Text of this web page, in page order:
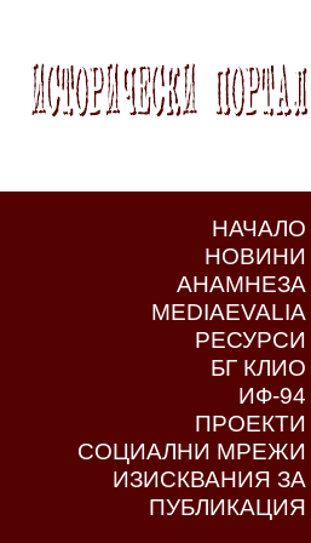
НАЧАЛО
НОВИНИ
АНАМНЕЗА
MEDIAEVALIA
РЕСУРСИ
БГ КЛИО
ИФ-94
ПРОЕКТИ
СОЦИАЛНИ МРЕЖИ
ИЗИСКВАНИЯ ЗА
ПУБЛИКАЦИЯ